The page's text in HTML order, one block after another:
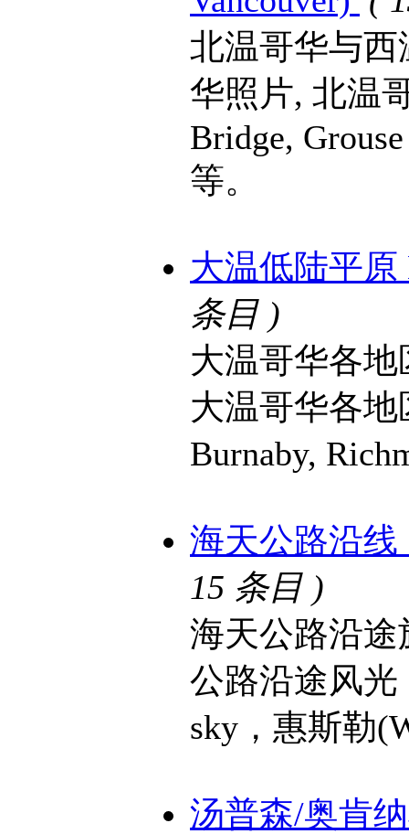
北温哥华与
华照片, 北温
Bridge,
等。
大温低陆平原
条目 )
大温哥华各
大温哥华各
Burnaby,
海天公路沿线
15 条目 )
海天公路沿
公路沿途风光
sky，惠斯勒
汤普森/奥肯